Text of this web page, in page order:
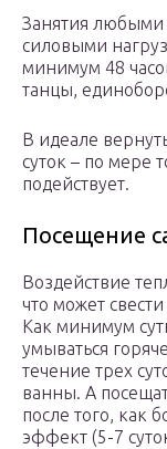
Занятия любыми
силовыми
минимум 48
танцы,
В идеале
суток – по мере
подействует.
Посещение
Воздействие
что может
Как минимум
умываться
течение трех
ванны. А
после того, как
эффект (5-7